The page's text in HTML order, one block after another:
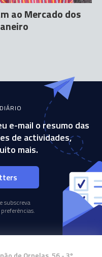
ao Mercado dos
e-mail o resumo das
de actividades,
mais.
subscreva